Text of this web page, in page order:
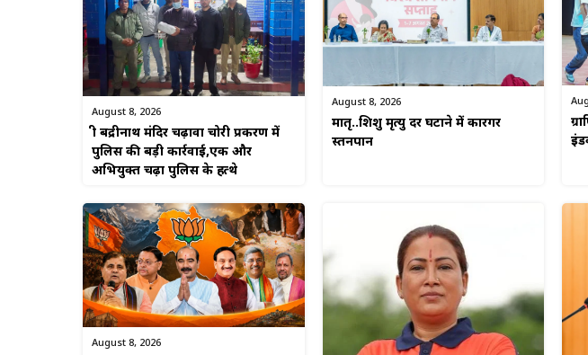
August 8, 2026
श्री बद्रीनाथ मंदिर चढ़ावा चोरी प्रकरण में
पुलिस की बड़ी कार्रवाई,एक और
अभियुक्त चढ़ा पुलिस के हत्थे
August 8, 2026
मातृ..शिशु मृत्यु दर घटाने में कारगर
स्तनपान
August 8, 2026